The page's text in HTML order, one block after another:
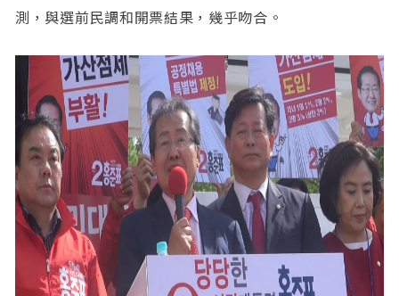
測，與選前民調和開票結果，幾乎吻合。